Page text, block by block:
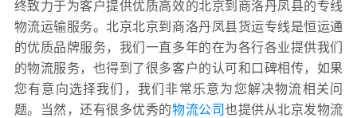
终致力于为客户提供优质高效的北京到商洛丹凤县的专线
物流运输服务。北京北京到商洛丹凤县货运专线是恒运通
的优质品牌服务，我们一直多年的在为各行各业提供我们
的物流服务，也得到了很多客户的认可和口碑相传，如果
您有意向选择我们，我们非常乐意为您解决物流相关问
题。当然，还有很多优秀的物流公司也提供从北京发物流